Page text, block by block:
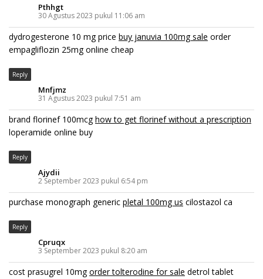
Pthhgt
30 Agustus 2023 pukul 11:06 am
dydrogesterone 10 mg price buy januvia 100mg sale order
empagliflozin 25mg online cheap
Reply
Mnfjmz
31 Agustus 2023 pukul 7:51 am
brand florinef 100mcghow to get florinef without a prescription
loperamide online buy
Reply
Ajydii
2 September 2023 pukul 6:54 pm
purchase monograph generic pletal 100mg us cilostazol ca
Reply
Cpruqx
3 September 2023 pukul 8:20 am
cost prasugrel 10mgorder tolterodine for sale detrol tablet